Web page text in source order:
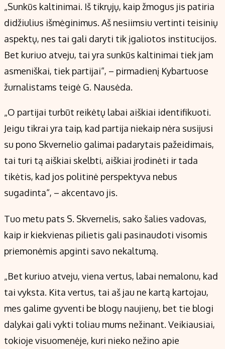
„Sunkūs kaltinimai. Iš tikrųjų, kaip žmogus jis patiria
didžiulius išmėginimus. Aš nesiimsiu vertinti teisinių
aspektų, nes tai gali daryti tik įgaliotos institucijos.
Bet kuriuo atveju, tai yra sunkūs kaltinimai tiek jam
asmeniškai, tiek partijai“, – pirmadienį Kybartuose
žurnalistams teigė G. Nausėda.
„O partijai turbūt reikėtų labai aiškiai identifikuoti.
Jeigu tikrai yra taip, kad partija niekaip nėra susijusi
su pono Skvernelio galimai padarytais pažeidimais,
tai turi tą aiškiai skelbti, aiškiai įrodinėti ir tada
tikėtis, kad jos politinė perspektyva nebus
sugadinta“, – akcentavo jis.
Tuo metu pats S. Skvernelis, sako šalies vadovas,
kaip ir kiekvienas pilietis gali pasinaudoti visomis
priemonėmis apginti savo nekaltumą.
„Bet kuriuo atveju, viena vertus, labai nemalonu, kad
tai vyksta. Kita vertus, tai aš jau ne kartą kartojau,
mes galime gyventi be blogų naujienų, bet tie blogi
dalykai gali vykti toliau mums nežinant. Veikiausiai,
tokioje visuomenėje, kuri nieko nežino apie